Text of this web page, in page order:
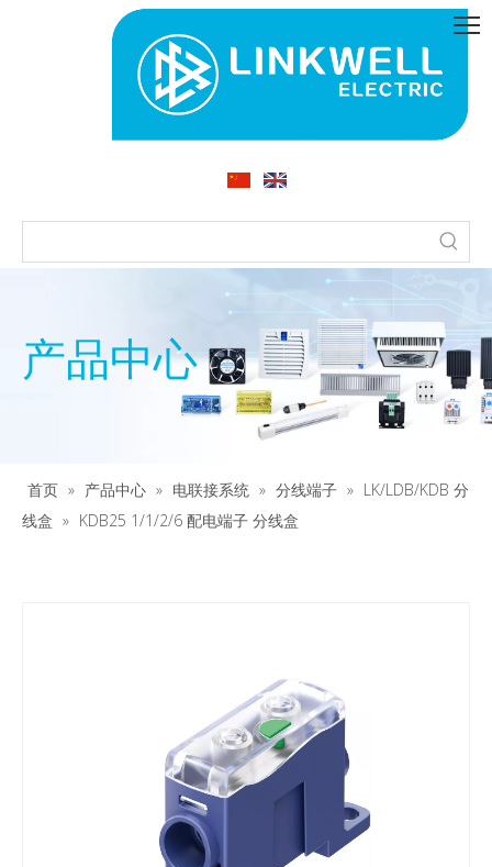
产品中心
首页 » 产品中心 » 电联接系统 » 分线端子 » LK/LDB/KDB 分
线盒 » KDB25 1/1/2/6 配电端子 分线盒